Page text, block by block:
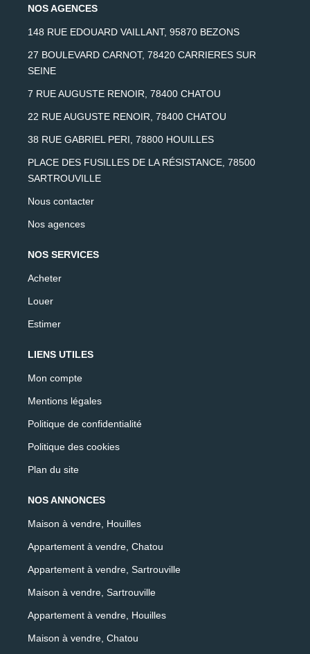
NOS AGENCES
148 RUE EDOUARD VAILLANT, 95870 BEZONS
27 BOULEVARD CARNOT, 78420 CARRIERES SUR
SEINE
7 RUE AUGUSTE RENOIR, 78400 CHATOU
22 RUE AUGUSTE RENOIR, 78400 CHATOU
38 RUE GABRIEL PERI, 78800 HOUILLES
PLACE DES FUSILLES DE LA RÉSISTANCE, 78500
SARTROUVILLE
Nous contacter
Nos agences
NOS SERVICES
Acheter
Louer
Estimer
LIENS UTILES
Mon compte
Mentions légales
Politique de confidentialité
Politique des cookies
Plan du site
NOS ANNONCES
Maison à vendre, Houilles
Appartement à vendre, Chatou
Appartement à vendre, Sartrouville
Maison à vendre, Sartrouville
Appartement à vendre, Houilles
Maison à vendre, Chatou